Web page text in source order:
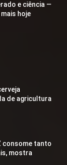
e ciência —
hoje
de agricultura
consome tanto
mostra